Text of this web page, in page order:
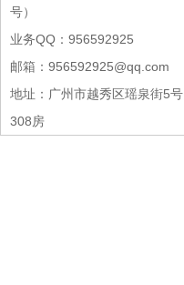
号）
业务QQ：956592925
邮箱：956592925@qq.com
地址：广州市越秀区瑶泉街5号
308房